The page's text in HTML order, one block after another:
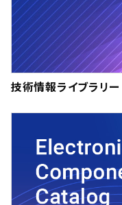
技術情報ライブラリー